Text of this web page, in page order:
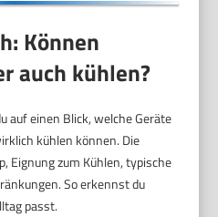
Können
auch kühlen?
auf einen Blick, welche Geräte
kühlen können. Die
Eignung zum Kühlen, typische
So erkennst du
passt.